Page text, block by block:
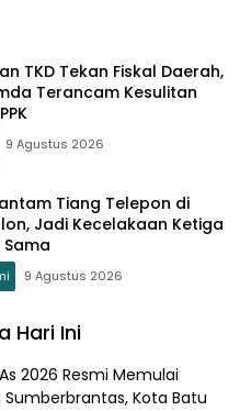
TKD Tekan Fiskal Daerah,
Terancam Kesulitan
9 Agustus 2026
Tiang Telepon di
Jadi Kecelakaan Ketiga
9 Agustus 2026
Hari Ini
2026 Resmi Memulai
Kota Batu